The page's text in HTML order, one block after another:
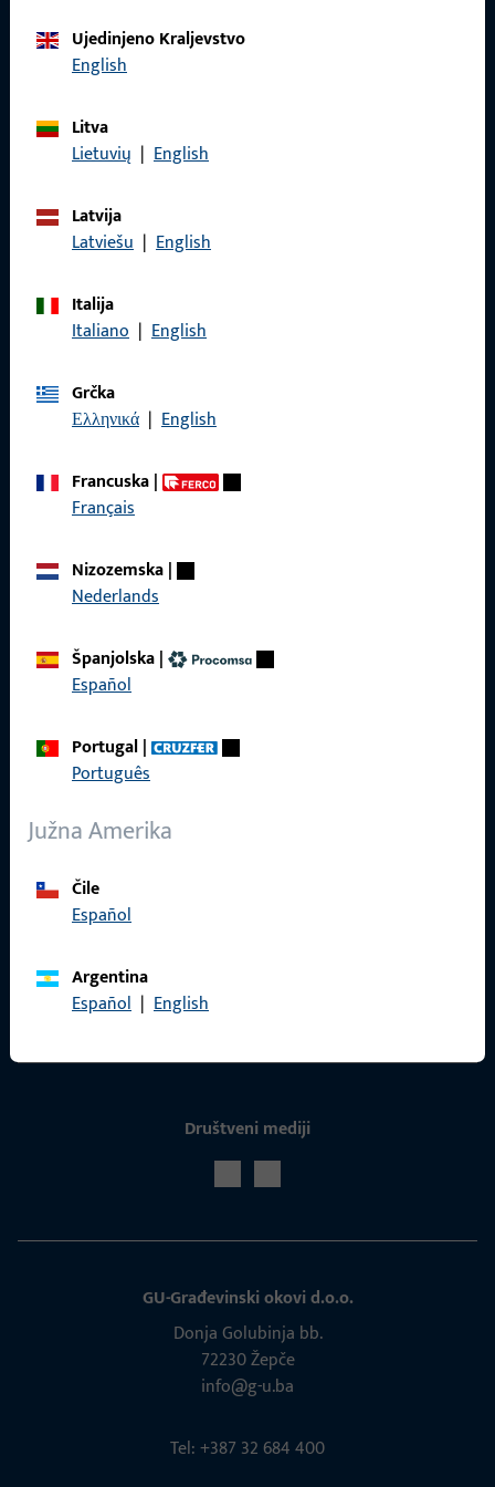
Obratite nam se
Ujedinjeno Kraljevstvo
English
Litva
Lietuvių | English
Latvija
Latviešu | English
Italija
Italiano | English
Grčka
Ελληνικά | English
Francuska|
Français
Nizozemska|
Nederlands
Španjolska|
Español
Portugal|
Português
Južna Amerika
Čile
Español
Argentina
Español | English
Zaštita podataka
Karijera
Katalog proizvoda
Društveni mediji
GU-Građevinski okovi d.o.o.
Donja Golubinja bb.
72230 Žepče
info@g-u.ba
Tel: +387 32 684 400